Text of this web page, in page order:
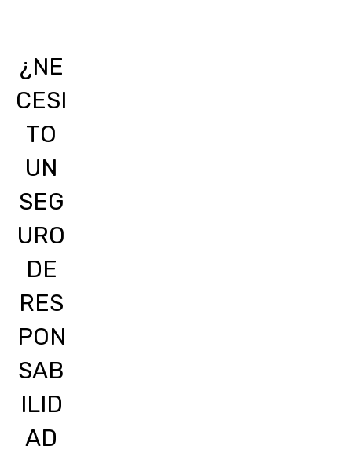
¿NE
CESI
TO
UN
SEG
URO
DE
RES
PON
SAB
ILID
AD